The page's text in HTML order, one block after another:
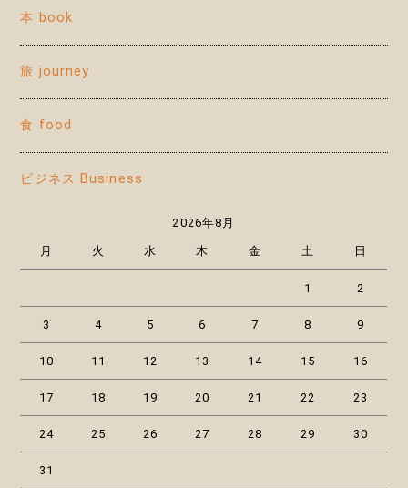
本 book
旅 journey
食 food
ビジネス Business
2026年8月
月 火 水 木 金 土 日
1 2
3 4 5 6 7 8 9
10 11 12 13 14 15 16
17 18 19 20 21 22 23
24 25 26 27 28 29 30
31